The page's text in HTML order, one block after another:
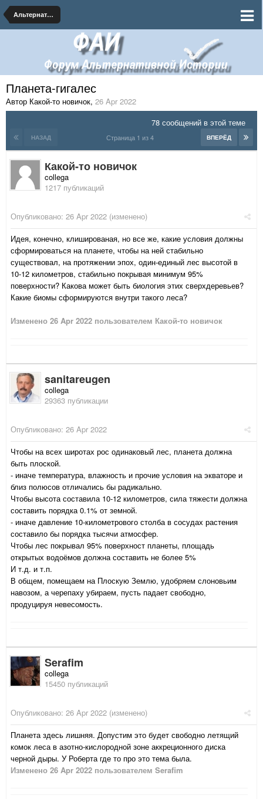
Альтернативная Биология
Планета-гигалес
Автор Какой-то новичок, 26 Apr 2022
78 сообщений в этой теме
НАЗАД ВПЕРЁД
Страница 1 из 4
Какой-то новичок
collega
1217 публикаций
Опубликовано: 26 Apr 2022 (изменено)
Идея, конечно, клишированая, но все же, какие условия должны
сформироваться на планете, чтобы на ней стабильно
существовал, на протяжении эпох, один-единый лес высотой в
10-12 километров, стабильно покрывая минимум 95%
поверхности? Какова может быть биология этих сверхдеревьев?
Какие биомы сформируются внутри такого леса?
Изменено 26 Apr 2022 пользователем Какой-то новичок
sanitareugen
collega
29363 публикации
Опубликовано: 26 Apr 2022
Чтобы на всех широтах рос одинаковый лес, планета должна
быть плоской.
- иначе температура, влажность и прочие условия на экваторе и
близ полюсов отличались бы радикально.
Чтобы высота составила 10-12 километров, сила тяжести должна
составить порядка 0.1% от земной.
- иначе давление 10-километрового столба в сосудах растения
составило бы порядка тысячи атмосфер.
Чтобы лес покрывал 95% поверхност планеты, площадь
открытых водоёмов должна составить не более 5%
И т.д. и т.п.
В общем, помещаем на Плоскую Землю, удобряем слоновьим
навозом, а черепаху убираем, пусть падает свободно,
продуцируя невесомость.
Serafim
collega
15450 публикаций
Опубликовано: 26 Apr 2022 (изменено)
Планета здесь лишняя. Допустим это будет свободно летящий
комок леса в азотно-кислородной зоне аккреционного диска
черной дыры. У Роберта где то про это тема была.
Изменено 26 Apr 2022 пользователем Serafim